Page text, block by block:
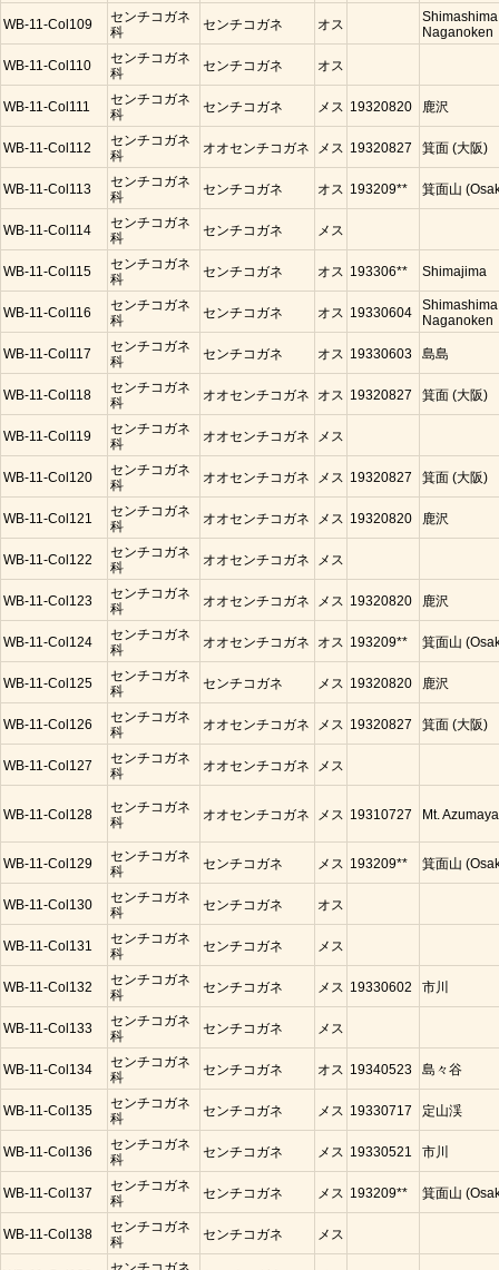
WB-11-Col109
センチコガネ
科
センチコガネ オス
Shimashima
Naganoken
WB-11-Col110
センチコガネ
科
センチコガネ オス
WB-11-Col111
センチコガネ
科
センチコガネ メス 19320820 鹿沢
WB-11-Col112
センチコガネ
科
オオセンチコガネ メス 19320827 箕面 (大阪)
WB-11-Col113
センチコガネ
科
センチコガネ オス 193209** 箕面山
WB-11-Col114
センチコガネ
科
センチコガネ メス
WB-11-Col115
センチコガネ
科
センチコガネ オス 193306** Shimajima
WB-11-Col116
センチコガネ
科
センチコガネ オス 19330604
Shimashima
Naganoken
WB-11-Col117
センチコガネ
科
センチコガネ オス 19330603 島島
WB-11-Col118
センチコガネ
科
オオセンチコガネ オス 19320827 箕面 (大阪)
WB-11-Col119
センチコガネ
科
オオセンチコガネ メス
WB-11-Col120
センチコガネ
科
オオセンチコガネ メス 19320827 箕面 (大阪)
WB-11-Col121
センチコガネ
科
オオセンチコガネ メス 19320820 鹿沢
WB-11-Col122
センチコガネ
科
オオセンチコガネ メス
WB-11-Col123
センチコガネ
科
オオセンチコガネ メス 19320820 鹿沢
WB-11-Col124
センチコガネ
科
オオセンチコガネ オス 193209** 箕面山
WB-11-Col125
センチコガネ
科
センチコガネ メス 19320820 鹿沢
WB-11-Col126
センチコガネ
科
オオセンチコガネ メス 19320827 箕面 (大阪)
WB-11-Col127
センチコガネ
科
オオセンチコガネ メス
WB-11-Col128
センチコガネ
科
オオセンチコガネ メス 19310727 Mt. Azumaya
WB-11-Col129
センチコガネ
科
センチコガネ メス 193209** 箕面山
WB-11-Col130
センチコガネ
科
センチコガネ オス
WB-11-Col131
センチコガネ
科
センチコガネ メス
WB-11-Col132
センチコガネ
科
センチコガネ メス 19330602 市川
WB-11-Col133
センチコガネ
科
センチコガネ メス
WB-11-Col134
センチコガネ
科
センチコガネ オス 19340523 島々谷
WB-11-Col135
センチコガネ
科
センチコガネ メス 19330717 定山渓
WB-11-Col136
センチコガネ
科
センチコガネ メス 19330521 市川
WB-11-Col137
センチコガネ
科
センチコガネ メス 193209** 箕面山
WB-11-Col138
センチコガネ
科
センチコガネ メス